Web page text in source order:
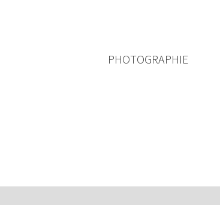
PHOTOGRAPHIE